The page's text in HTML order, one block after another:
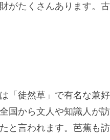
がたくさんあります。
「徒然草」で有名な兼
国から文人や知識人が
と言われます。芭蕉も